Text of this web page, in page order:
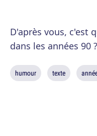
D'après vous, c'est
dans les années 90 ?
humour texte